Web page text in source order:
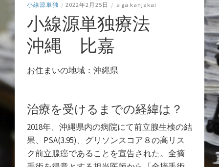
小線源単独 / 2022年2月25日 / siga kanjakai
小線源単独療法
沖縄 比嘉
お住まいの地域：沖縄県
治療を受けるまでの経緯は？
2018年、沖縄県内の病院にて前立腺生検の結
果、PSA(3.95)、グリソンスコア８の高リス
ク前立腺癌であることを宣告された。全摘